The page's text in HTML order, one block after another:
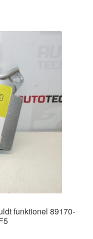
funktionel 89170-